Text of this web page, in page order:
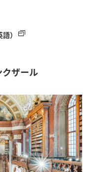
）
ザール